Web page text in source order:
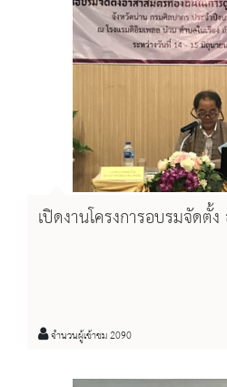
เปิดงานโครงการอบรมจัด
จำนวนผู้เข้าชม 2090